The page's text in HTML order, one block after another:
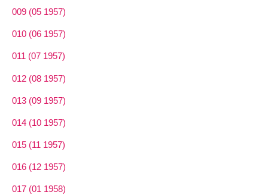
009 (05 1957)
010 (06 1957)
011 (07 1957)
012 (08 1957)
013 (09 1957)
014 (10 1957)
015 (11 1957)
016 (12 1957)
017 (01 1958)